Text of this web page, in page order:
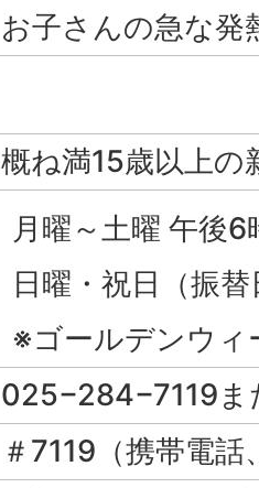
お子さんの急な発
概ね満15歳以上の
月曜～土曜 午後
日曜・祝日（振
※ゴールデンウィ
025−284−7119ま
＃7119（携帯電